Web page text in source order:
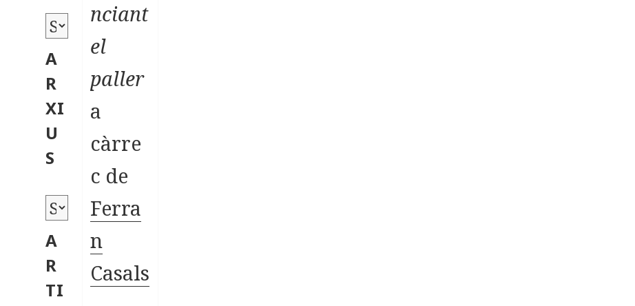
C
a
t
e
g
o
i
e
s
A
R
XI
U
S
A
r
x
i
A
R
TI
nciant
el
paller
a
càrre
c de
Ferra
n
Casals